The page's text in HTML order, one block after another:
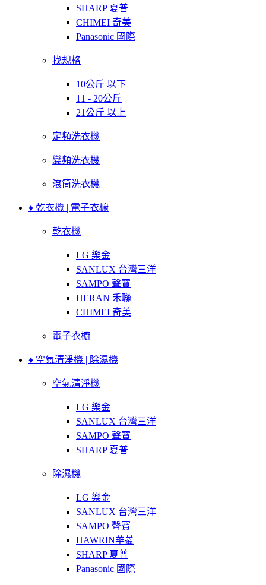
SHARP 夏普
CHIMEI 奇美
Panasonic 國際
找規格
10公斤 以下
11 - 20公斤
21公斤 以上
定頻洗衣機
變頻洗衣機
滾筒洗衣機
♦ 乾衣機 | 電子衣櫥
乾衣機
LG 樂金
SANLUX 台灣三洋
SAMPO 聲寶
HERAN 禾聯
CHIMEI 奇美
電子衣櫥
♦ 空氣清淨機 | 除濕機
空氣清淨機
LG 樂金
SANLUX 台灣三洋
SAMPO 聲寶
SHARP 夏普
除濕機
LG 樂金
SANLUX 台灣三洋
SAMPO 聲寶
HAWRIN華菱
SHARP 夏普
Panasonic 國際